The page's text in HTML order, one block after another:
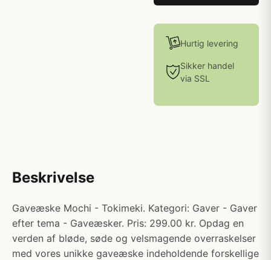
Hurtig levering
Sikker handel
via SSL
Beskrivelse
Gaveæske Mochi - Tokimeki. Kategori: Gaver - Gaver
efter tema - Gaveæsker. Pris: 299.00 kr. Opdag en
verden af bløde, søde og velsmagende overraskelser
med vores unikke gaveæske indeholdende forskellige